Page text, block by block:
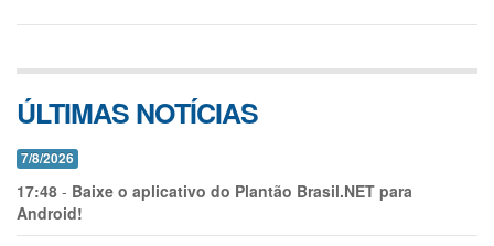
ÚLTIMAS NOTÍCIAS
7/8/2026
17:48 - Baixe o aplicativo do Plantão Brasil.NET para
Android!